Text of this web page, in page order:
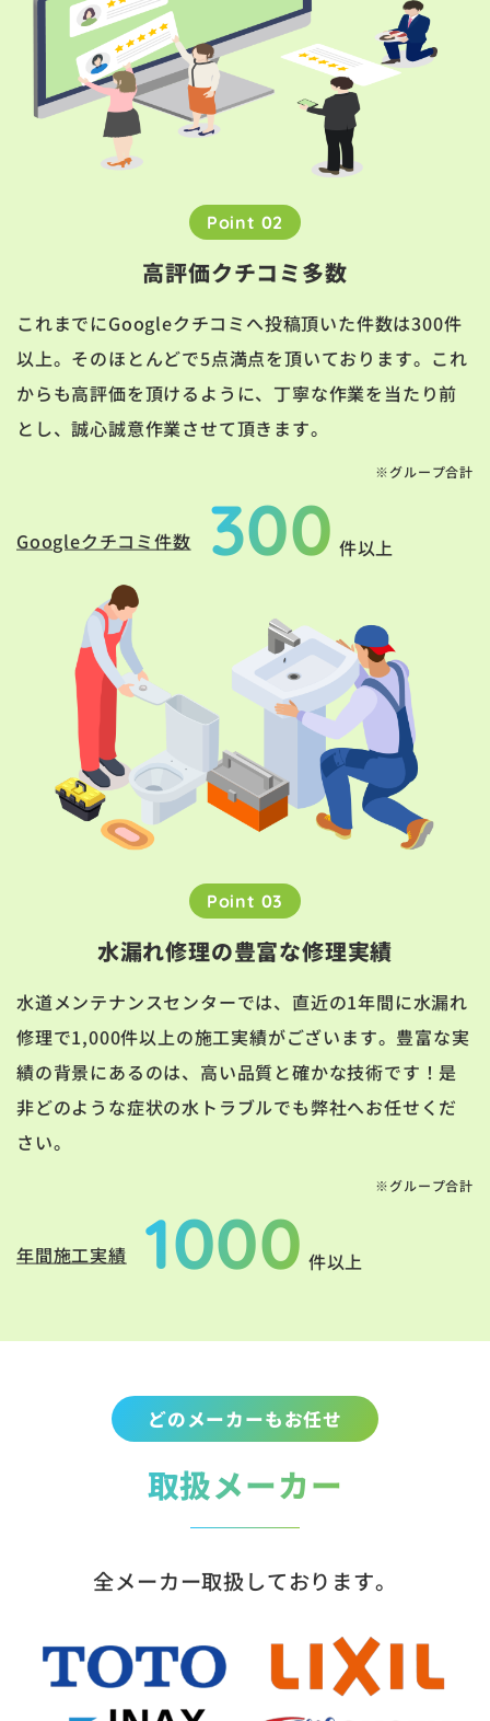
Point 02
高評価クチコミ多数
これまでにGoogleクチコミへ投稿頂いた件数は300件
以上。そのほとんどで5点満点を頂いております。これ
からも高評価を頂けるように、丁寧な作業を当たり前
とし、誠心誠意作業させて頂きます。
※グループ合計
Googleクチコミ件数 300 件以上
Point 03
水漏れ修理の豊富な修理実績
水道メンテナンスセンターでは、直近の1年間に水漏れ
修理で1,000件以上の施工実績がございます。豊富な実
績の背景にあるのは、高い品質と確かな技術です！是
非どのような症状の水トラブルでも弊社へお任せくだ
さい。
※グループ合計
年間施工実績 1000 件以上
どのメーカーもお任せ
取扱メーカー
全メーカー取扱しております。